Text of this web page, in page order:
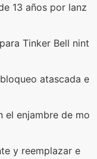
13 años por lanz
Tinker Bell nint
atascada e
el enjambre de mo
y reemplazar e